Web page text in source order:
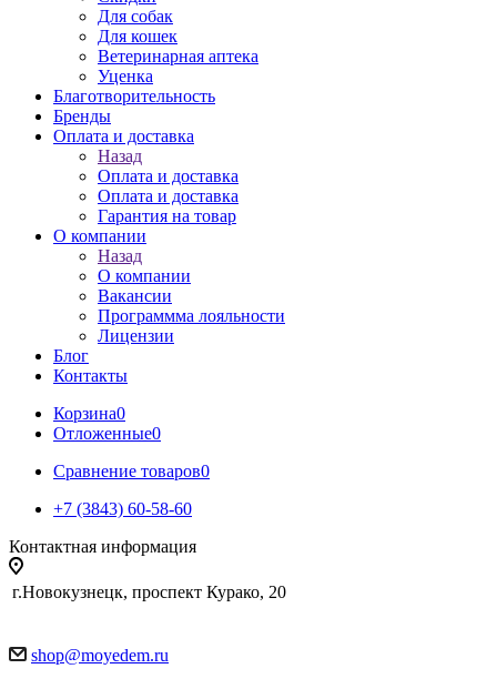
Для собак
Для кошек
Ветеринарная аптека
Уценка
Благотворительность
Бренды
Оплата и доставка
Назад
Оплата и доставка
Оплата и доставка
Гарантия на товар
О компании
Назад
О компании
Вакансии
Программма лояльности
Лицензии
Блог
Контакты
Корзина0
Отложенные0
Сравнение товаров0
+7 (3843) 60-58-60
Контактная информация
г.Новокузнецк, проспект Курако, 20
shop@moyedem.ru